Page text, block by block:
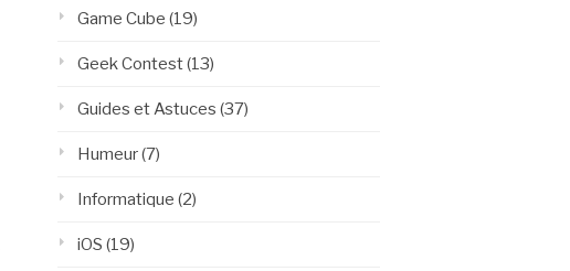
Game Cube (19)
Geek Contest(13)
Guides et Astuces (37)
Humeur(7)
Informatique (2)
iOS (19)